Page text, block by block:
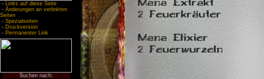
- Links auf diese Seite
- Änderungen an verlinkten
Seiten
- Spezialseiten
- Druckversion
- Permanenter Link
Suchen nach: